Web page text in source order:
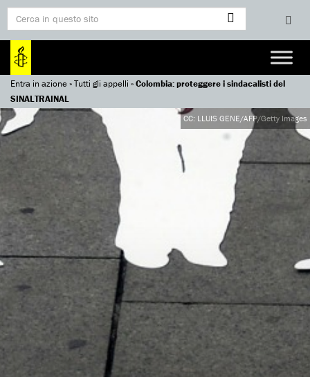
Entra in azione»Tutti gli appelli »Colombia: proteggere i sindacalisti del
SINALTRAINAL
CC: LLUIS GENE/AFP/Getty Images